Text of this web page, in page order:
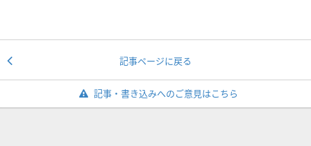
記事ページに戻る
記事・書き込みへのご意見はこちら